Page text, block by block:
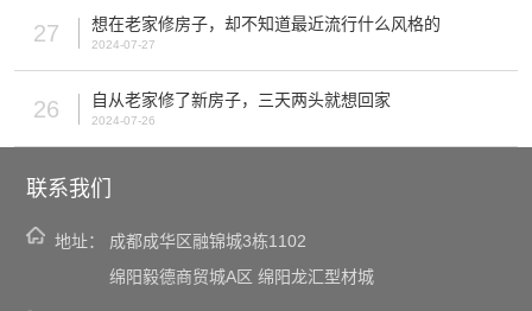
27 想在老家修房子，却不知道最近流行什么风格的
2024-07-27
26 自从老家修了新房子，三天两头就想回家
2024-07-26
联系我们
地址：
成都成华区融锦城3栋1102
绵阳毅德商贸城A区 绵阳龙汇型材城